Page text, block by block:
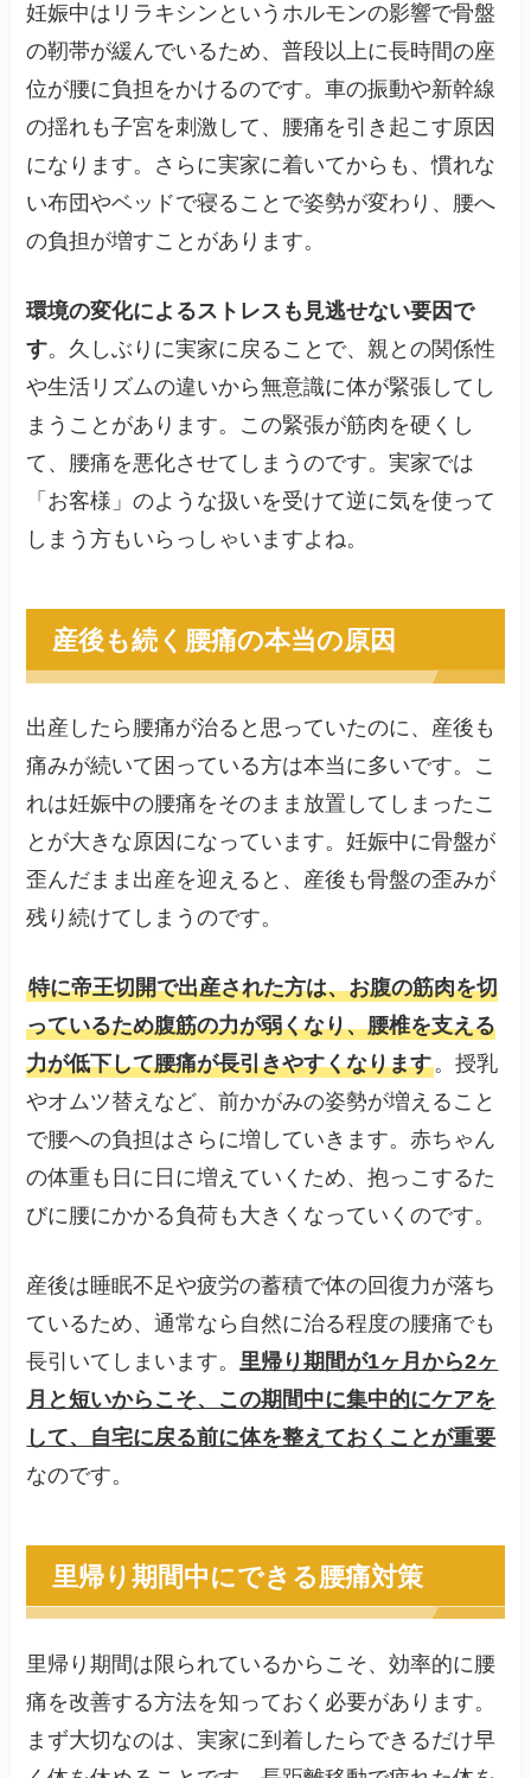
妊娠中はリラキシンというホルモンの影響で骨盤
の靭帯が緩んでいるため、普段以上に長時間の座
位が腰に負担をかけるのです。車の振動や新幹線
の揺れも子宮を刺激して、腰痛を引き起こす原因
になります。さらに実家に着いてからも、慣れな
い布団やベッドで寝ることで姿勢が変わり、腰へ
の負担が増すことがあります。
環境の変化によるストレスも見逃せない要因で
す。久しぶりに実家に戻ることで、親との関係性
や生活リズムの違いから無意識に体が緊張してし
まうことがあります。この緊張が筋肉を硬くし
て、腰痛を悪化させてしまうのです。実家では
「お客様」のような扱いを受けて逆に気を使って
しまう方もいらっしゃいますよね。
産後も続く腰痛の本当の原因
出産したら腰痛が治ると思っていたのに、産後も
痛みが続いて困っている方は本当に多いです。こ
れは妊娠中の腰痛をそのまま放置してしまったこ
とが大きな原因になっています。妊娠中に骨盤が
歪んだまま出産を迎えると、産後も骨盤の歪みが
残り続けてしまうのです。
特に帝王切開で出産された方は、お腹の筋肉を切
っているため腹筋の力が弱くなり、腰椎を支える
力が低下して腰痛が長引きやすくなります。授乳
やオムツ替えなど、前かがみの姿勢が増えること
で腰への負担はさらに増していきます。赤ちゃん
の体重も日に日に増えていくため、抱っこするた
びに腰にかかる負荷も大きくなっていくのです。
産後は睡眠不足や疲労の蓄積で体の回復力が落ち
ているため、通常なら自然に治る程度の腰痛でも
長引いてしまいます。 里帰り期間が1ヶ月から2ヶ
月と短いからこそ、この期間中に集中的にケアを
して、自宅に戻る前に体を整えておくことが重要
なのです。
里帰り期間中にできる腰痛対策
里帰り期間は限られているからこそ、効率的に腰
痛を改善する方法を知っておく必要があります。
まず大切なのは、実家に到着したらできるだけ早